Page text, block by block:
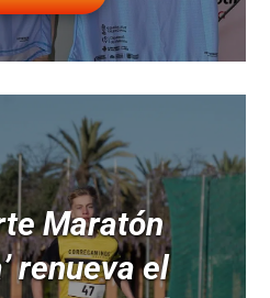
Maratón
renueva el